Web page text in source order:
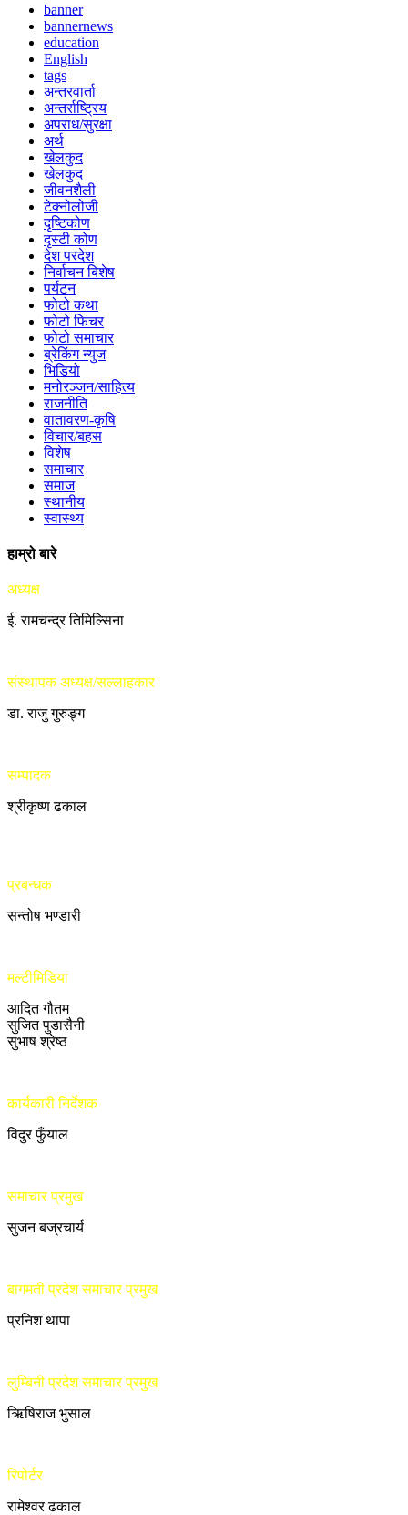
banner
bannernews
education
English
tags
अन्तरवार्ता
अन्तर्राष्ट्रिय
अपराध/सुरक्षा
अर्थ
खेलकुद
खेलकुद
जीवनशैली
टेक्नोलोजी
दृष्टिकोण
दृस्टी कोण
देश परदेश
निर्वाचन बिशेष
पर्यटन
फोटो कथा
फोटो फिचर
फोटो समाचार
ब्रेकिंग न्युज
भिडियो
मनोरञ्जन/साहित्य
राजनीति
वातावरण-कृषि
विचार/बहस
विशेष
समाचार
समाज
स्थानीय
स्वास्थ्य
हाम्रो बारे
अध्यक्ष
ई. रामचन्द्र तिमिल्सिना
संस्थापक अध्यक्ष/सल्लाहकार
डा. राजु गुरुङ्ग
सम्पादक
श्रीकृष्ण ढकाल
प्रबन्धक
सन्तोष भण्डारी
मल्टीमिडिया
आदित गौतम
सुजित पुडासैनी
सुभाष श्रेष्ठ
कार्यकारी निर्देशक
विदुर फुँयाल
समाचार प्रमुख
सुजन बज्रचार्य
बागमती प्रदेश समाचार प्रमुख
प्रनिश थापा
लुम्बिनी प्रदेश समाचार प्रमुख
ऋिषिराज भुसाल
रिपोर्टर
रामेश्वर ढकाल